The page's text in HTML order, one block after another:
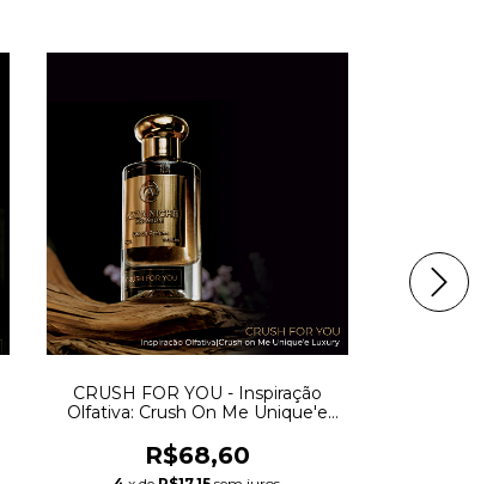
CRUSH FOR YOU - Inspiração
Olfativa: Crush On Me Unique'e
R$68,60